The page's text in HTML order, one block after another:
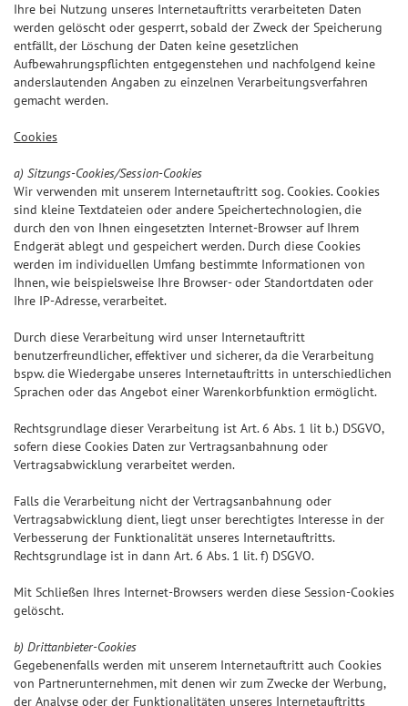
Ihre bei Nutzung unseres Internetauftritts verarbeiteten Daten
werden gelöscht oder gesperrt, sobald der Zweck der Speicherung
entfällt, der Löschung der Daten keine gesetzlichen
Aufbewahrungspflichten entgegenstehen und nachfolgend keine
anderslautenden Angaben zu einzelnen Verarbeitungsverfahren
gemacht werden.
Cookies
a) Sitzungs-Cookies/Session-Cookies
Wir verwenden mit unserem Internetauftritt sog. Cookies. Cookies
sind kleine Textdateien oder andere Speichertechnologien, die
durch den von Ihnen eingesetzten Internet-Browser auf Ihrem
Endgerät ablegt und gespeichert werden. Durch diese Cookies
werden im individuellen Umfang bestimmte Informationen von
Ihnen, wie beispielsweise Ihre Browser- oder Standortdaten oder
Ihre IP-Adresse, verarbeitet.
Durch diese Verarbeitung wird unser Internetauftritt
benutzerfreundlicher, effektiver und sicherer, da die Verarbeitung
bspw. die Wiedergabe unseres Internetauftritts in unterschiedlichen
Sprachen oder das Angebot einer Warenkorbfunktion ermöglicht.
Rechtsgrundlage dieser Verarbeitung ist Art. 6 Abs. 1 lit b.) DSGVO,
sofern diese Cookies Daten zur Vertragsanbahnung oder
Vertragsabwicklung verarbeitet werden.
Falls die Verarbeitung nicht der Vertragsanbahnung oder
Vertragsabwicklung dient, liegt unser berechtigtes Interesse in der
Verbesserung der Funktionalität unseres Internetauftritts.
Rechtsgrundlage ist in dann Art. 6 Abs. 1 lit. f) DSGVO.
Mit Schließen Ihres Internet-Browsers werden diese Session-Cookies
gelöscht.
b) Drittanbieter-Cookies
Gegebenenfalls werden mit unserem Internetauftritt auch Cookies
von Partnerunternehmen, mit denen wir zum Zwecke der Werbung,
der Analyse oder der Funktionalitäten unseres Internetauftritts